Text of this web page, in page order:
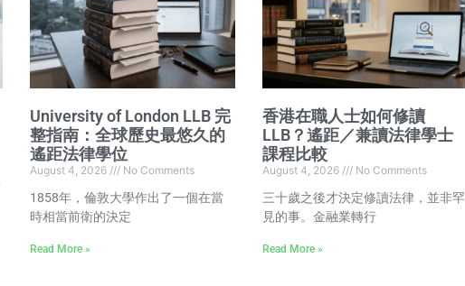
University of London LLB 完
整指南：全球歷史最悠久的
遙距法律學位
August 4, 2026 No Comments
1858年，倫敦大學作出了一個在當
時相當前衛的決定
Read More »
香港在職人士如何修讀
LLB？遙距／兼讀法律學士
課程比較
August 4, 2026 No Comments
三十歲之後才決定修讀法律，並非罕
見的事。金融業轉行
Read More »